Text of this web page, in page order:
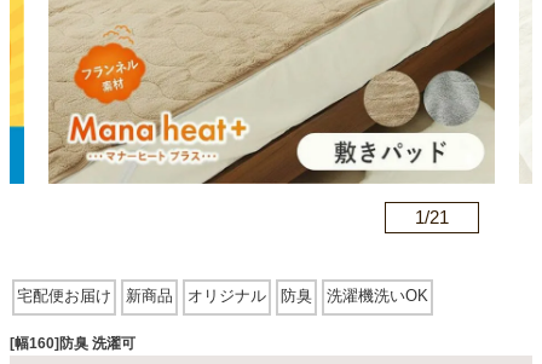
カテゴリから探す
ソファ
ダイニングテーブル・セット
1/21
宅配便お届け 新商品 オリジナル 防臭 洗濯機洗いOK
[幅160]防臭 洗濯可